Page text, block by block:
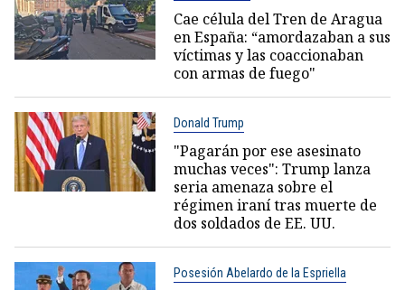
Cae célula del Tren de Aragua
en España: “amordazaban a sus
víctimas y las coaccionaban
con armas de fuego"
Donald Trump
"Pagarán por ese asesinato
muchas veces": Trump lanza
seria amenaza sobre el
régimen iraní tras muerte de
dos soldados de EE. UU.
Posesión Abelardo de la Espriella